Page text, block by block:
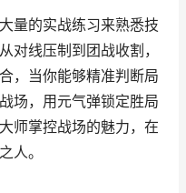
量的实战练习来熟悉技
对线压制到团战收割，
，当你能够精准判断局
场，用元气弹锁定胜局
师掌控战场的魅力，在
人。